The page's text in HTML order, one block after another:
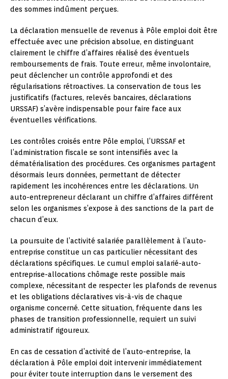
des sommes indûment perçues.
La déclaration mensuelle de revenus à Pôle emploi doit être
effectuée avec une précision absolue, en distinguant
clairement le chiffre d’affaires réalisé des éventuels
remboursements de frais. Toute erreur, même involontaire,
peut déclencher un contrôle approfondi et des
régularisations rétroactives. La conservation de tous les
justificatifs (factures, relevés bancaires, déclarations
URSSAF) s’avère indispensable pour faire face aux
éventuelles vérifications.
Les contrôles croisés entre Pôle emploi, l’URSSAF et
l’administration fiscale se sont intensifiés avec la
dématérialisation des procédures. Ces organismes partagent
désormais leurs données, permettant de détecter
rapidement les incohérences entre les déclarations. Un
auto-entrepreneur déclarant un chiffre d’affaires différent
selon les organismes s’expose à des sanctions de la part de
chacun d’eux.
La poursuite de l’activité salariée parallèlement à l’auto-
entreprise constitue un cas particulier nécessitant des
déclarations spécifiques. Le cumul emploi salarié-auto-
entreprise-allocations chômage reste possible mais
complexe, nécessitant de respecter les plafonds de revenus
et les obligations déclaratives vis-à-vis de chaque
organisme concerné. Cette situation, fréquente dans les
phases de transition professionnelle, requiert un suivi
administratif rigoureux.
En cas de cessation d’activité de l’auto-entreprise, la
déclaration à Pôle emploi doit intervenir immédiatement
pour éviter toute interruption dans le versement des